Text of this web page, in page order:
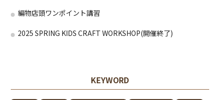
編物店頭ワンポイント講習
2025 SPRING KIDS CRAFT WORKSHOP(開催終了)
KEYWORD